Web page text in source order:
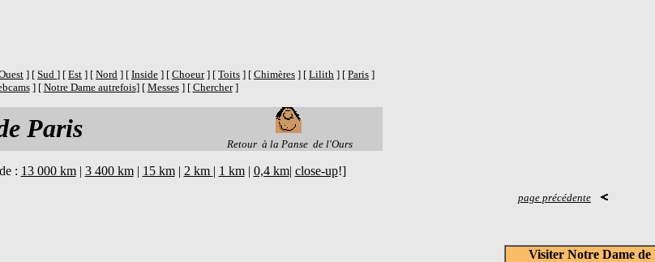
] [ Sud ] [ Est ] [ Nord ] [ Inside ] [ Choeur] [ Toits ] [ Chimères ] [ Lilith ] [ Paris ]
] [ Notre Dame autrefois] [ Messes] [ Chercher]
Paris
Retour à la Panse de l'Ours
: 13 000 km| 3 400 km| 15 km| 2 km | 1 km| 0,4 km| close-up!]
page précédente
Visiter Notre Dame de